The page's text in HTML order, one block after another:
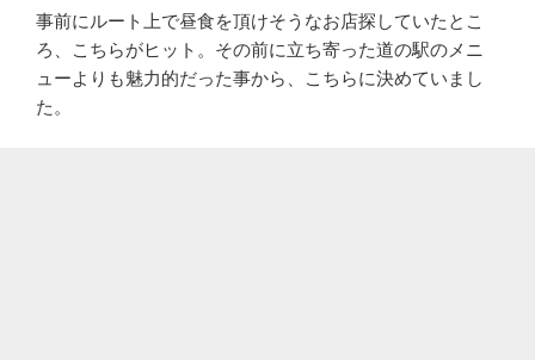
事前にルート上で昼食を頂けそうなお店探していたとこ
ろ、こちらがヒット。その前に立ち寄った道の駅のメニ
ューよりも魅力的だった事から、こちらに決めていまし
た。